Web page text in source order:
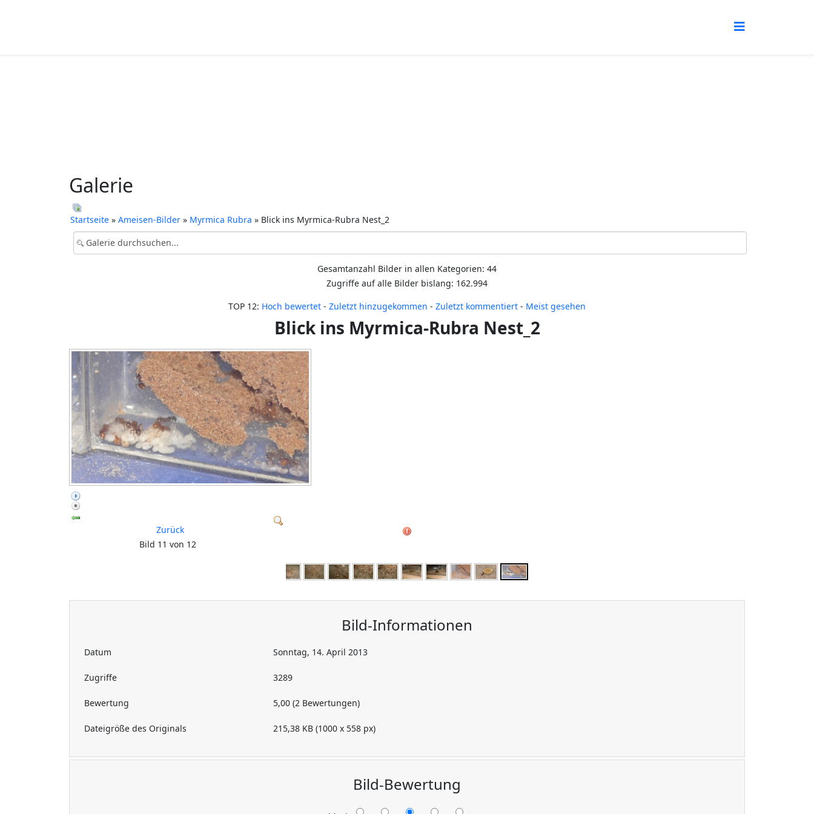
Galerie
Startseite » Ameisen-Bilder » Myrmica Rubra » Blick ins Myrmica-Rubra Nest_2
Gesamtanzahl Bilder in allen Kategorien: 44
Zugriffe auf alle Bilder bislang: 162.994
TOP 12: Hoch bewertet - Zuletzt hinzugekommen - Zuletzt kommentiert - Meist gesehen
Blick ins Myrmica-Rubra Nest_2
Zurück
Bild 11 von 12
Bild-Informationen
Datum Sonntag, 14. April 2013
Zugriffe 3289
Bewertung 5,00 (2 Bewertungen)
Dateigröße des Originals 215,38 KB (1000 x 558 px)
Bild-Bewertung